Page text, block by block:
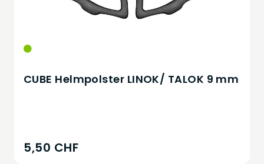
CUBE Helmpolster LINOK/ TALOK 9 mm
5,50 CHF